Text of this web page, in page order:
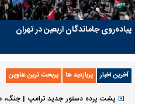
پیاده‌روی جاماندگان اربعین در تهران
آخرین اخبار پربازدید ها پربحث ترین عناوین
پشت پرده دستور جدید ترامپ | جنگ،